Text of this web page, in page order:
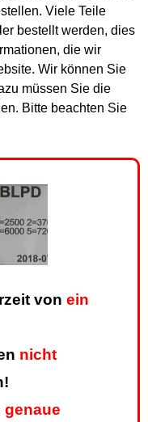
Viele Teile
bestellt werden, dies
die wir
Wir können Sie
müssen Sie die
Bitte beachten Sie
von ein
nicht
genaue